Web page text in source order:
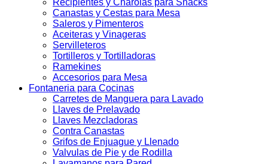
Recipientes y Charolas para Snacks
Canastas y Cestas para Mesa
Saleros y Pimenteros
Aceiteras y Vinageras
Servilleteros
Tortilleros y Tortilladoras
Ramekines
Accesorios para Mesa
Fontaneria para Cocinas
Carretes de Manguera para Lavado
Llaves de Prelavado
Llaves Mezcladoras
Contra Canastas
Grifos de Enjuague y Llenado
Valvulas de Pie y de Rodilla